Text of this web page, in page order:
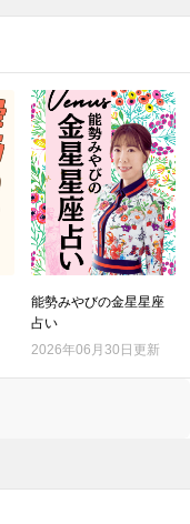
能勢みやびの金星星座
占い
2026年06月30日更新